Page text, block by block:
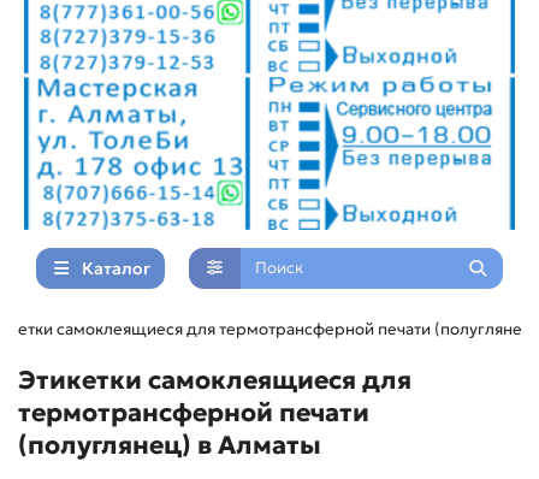
Каталог
самоклеящиеся для термотрансферной печати (полуглянец)
Этикетки самоклеящиеся для
термотрансферной печати
(полуглянец) в Алматы